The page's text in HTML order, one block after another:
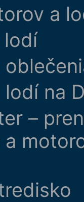
a
lodí
na
–